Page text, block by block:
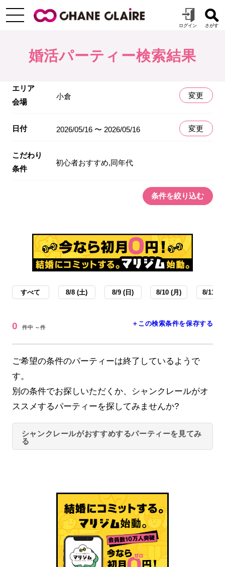
婚活パーティー検索結果
エリア
会場
小倉 変更
日付 2026/05/16 〜 2026/05/16 変更
こだわり
条件
初心者おすすめ,同年代
条件を絞り込む
すべて 8/8 (土) 8/9 (日) 8/10 (月) 8/11 (
0 件中 ～件 ＋この検索条件を保存する
ご希望の条件のパーティーは終了しているようで
す。
別の条件でお探しいただくか、シャンクレールがオ
ススメするパーティーを探してみませんか?
シャンクレールがおすすめするパーティーを見てみ
る